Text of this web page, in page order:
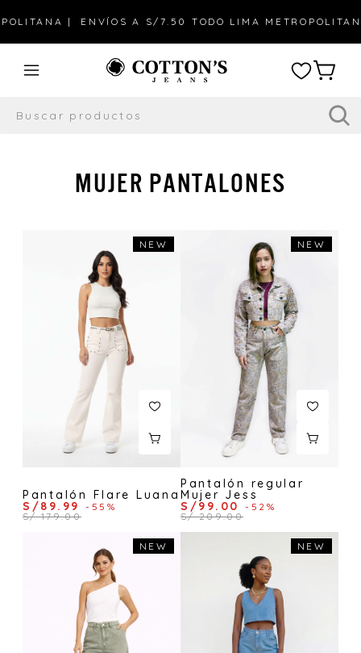
| ENVÍOS A S/7.50 TODO LIMA
MUJER PANTALONES
NEW
Pantalón Flare Luana
S/89.99
-55%
S/ 179.00
NEW
Pantalón regular
Mujer Jess
S/99.00
-52%
S/ 209.00
NEW NEW